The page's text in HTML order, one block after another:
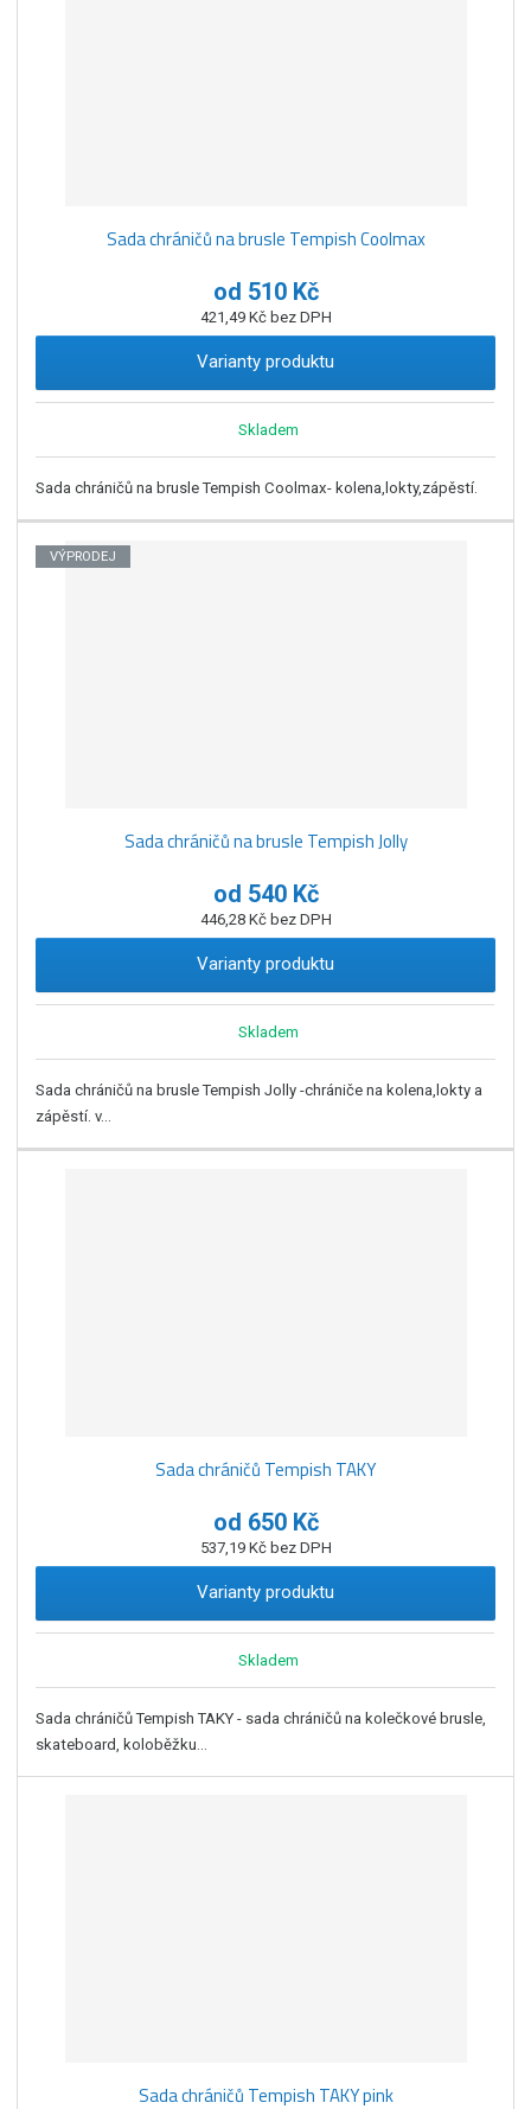
Sada chráničů na brusle Tempish Coolmax
od 510 Kč
421,49 Kč bez DPH
Varianty produktu
Skladem
Sada chráničů na brusle Tempish Coolmax- kolena,lokty,zápěstí.
VÝPRODEJ
Sada chráničů na brusle Tempish Jolly
od 540 Kč
446,28 Kč bez DPH
Varianty produktu
Skladem
Sada chráničů na brusle Tempish Jolly -chrániče na kolena,lokty a
zápěstí. v...
Sada chráničů Tempish TAKY
od 650 Kč
537,19 Kč bez DPH
Varianty produktu
Skladem
Sada chráničů Tempish TAKY - sada chráničů na kolečkové brusle,
skateboard, koloběžku...
Sada chráničů Tempish TAKY pink